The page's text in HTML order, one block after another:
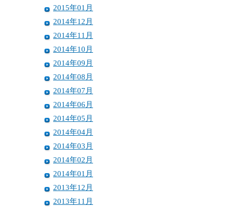
2015年01月
2014年12月
2014年11月
2014年10月
2014年09月
2014年08月
2014年07月
2014年06月
2014年05月
2014年04月
2014年03月
2014年02月
2014年01月
2013年12月
2013年11月